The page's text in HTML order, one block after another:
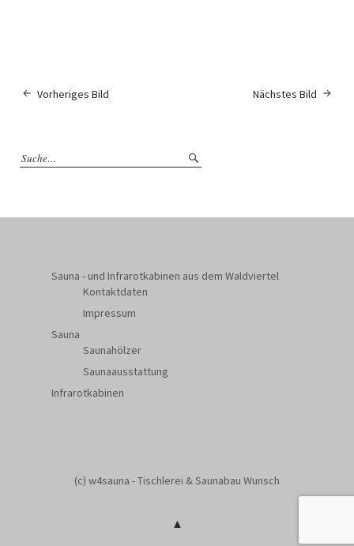
Nächstes Bild
Vorheriges Bild
Sauna - und Infrarotkabinen aus dem Waldviertel
Kontaktdaten
Impressum
Sauna
Saunahölzer
Saunaausstattung
Infrarotkabinen
(c) w4sauna - Tischlerei & Saunabau Wunsch